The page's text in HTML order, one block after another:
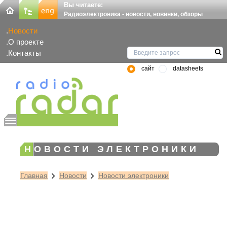
Вы читаете:
Радиоэлектроника - новости, новинки, обзоры
Новости
О проекте
Контакты
сайт datasheets
НОВОСТИ ЭЛЕКТРОНИКИ
Главная Новости Новости электроники